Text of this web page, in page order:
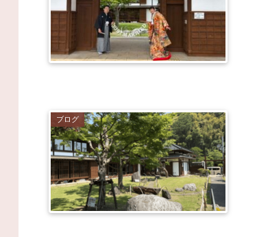
ブログ